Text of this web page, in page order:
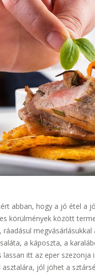
abban, hogy a jó étel a
körülmények között
ráadásul
a káposzta, a
lassan itt az eper
jól jöhet a